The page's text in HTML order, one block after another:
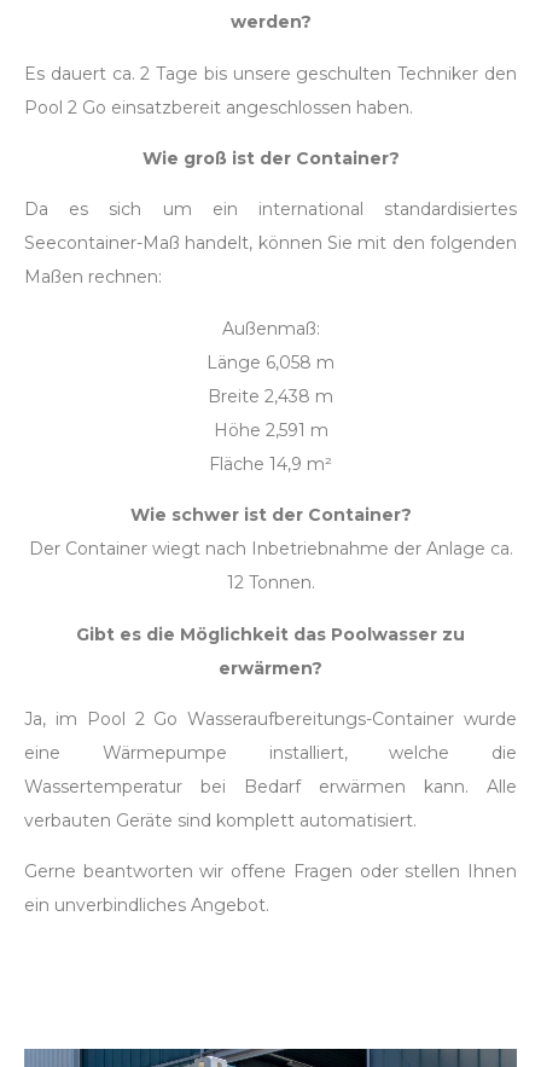
werden?
Es dauert ca. 2 Tage bis unsere geschulten Techniker den
Pool 2 Go einsatzbereit angeschlossen haben.
Wie groß ist der Container?
Da es sich um ein international standardisiertes
Seecontainer-Maß handelt, können Sie mit den folgenden
Maßen rechnen:
Außenmaß:
Länge 6,058 m
Breite 2,438 m
Höhe 2,591 m
Fläche 14,9 m²
Wie schwer ist der Container?
Der Container wiegt nach Inbetriebnahme der Anlage ca.
12 Tonnen.
Gibt es die Möglichkeit das Poolwasser zu
erwärmen?
Ja, im Pool 2 Go Wasseraufbereitungs-Container wurde
eine Wärmepumpe installiert, welche die
Wassertemperatur bei Bedarf erwärmen kann. Alle
verbauten Geräte sind komplett automatisiert.
Gerne beantworten wir offene Fragen oder stellen Ihnen
ein unverbindliches Angebot.